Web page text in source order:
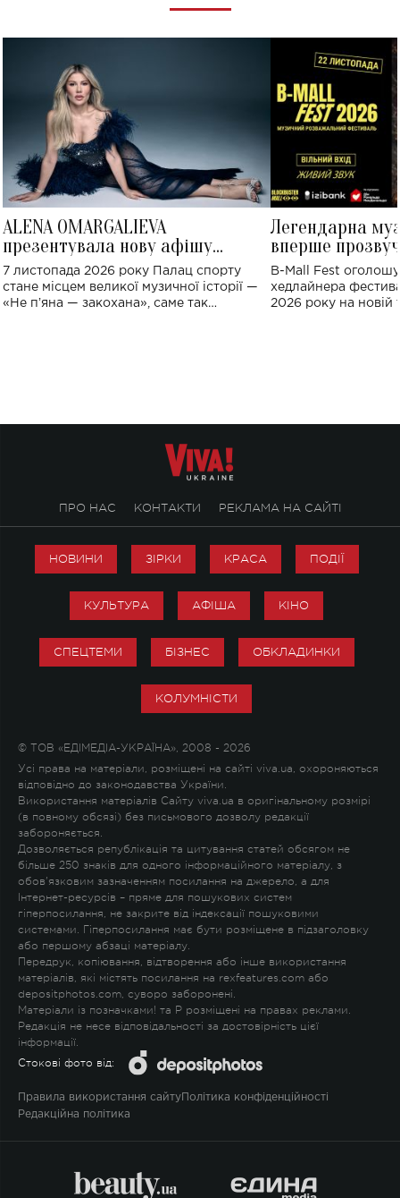
ALENA OMARGALIEVA
презентувала нову афішу
великого концерту в Палаці
спорту
7 листопада 2026 року Палац спорту
стане місцем великої музичної історії —
«Не пʼяна — закохана», саме так
Легендарна
вперше
Україні: де
B-Mall Fest
хедлайнера
2026 року на новій
ПРО НАС КОНТАКТИ РЕКЛАМА НА САЙТІ
НОВИНИ ЗІРКИ КРАСА ПОДІЇ
КУЛЬТУРА АФІША КІНО
СПЕЦТЕМИ БІЗНЕС ОБКЛАДИНКИ
КОЛУМНІСТИ
© ТОВ «ЕДІМЕДІА-УКРАЇНА», 2008 - 2026
Усі права на матеріали, розміщені на сайті viva.ua, охороняються
відповідно до законодавства України.
Використання матеріалів Сайту viva.ua в оригінальному розмірі
(в повному обсязі) без письмового дозволу редакції
забороняється.
Дозволяється републікація та цитування статей обсягом не
більше 250 знаків для одного інформаційного матеріалу, з
обов'язковим зазначенням посилання на джерело, а для
Інтернет-ресурсів – пряме для пошукових систем
гіперпосилання, не закрите від індексації пошуковими
системами. Гіперпосилання має бути розміщене в підзаголовку
або першому абзаці матеріалу.
Передрук, копіювання, відтворення або інше використання
матеріалів, які містять посилання на rexfeatures.com або
depositphotos.com, суворо заборонені.
Матеріали із позначками! та P розміщені на правах реклами.
Редакція не несе відповідальності за достовірність цієї
інформації.
Стокові фото від:
Правила використання сайту Політика конфіденційності
Редакційна політика